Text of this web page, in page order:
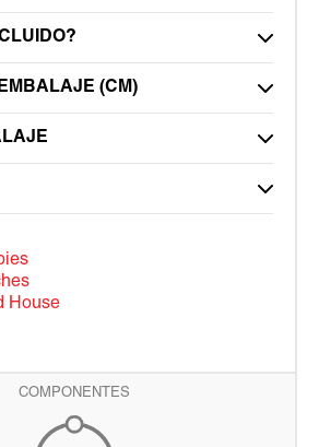
COMPONENTES
(CM)
House